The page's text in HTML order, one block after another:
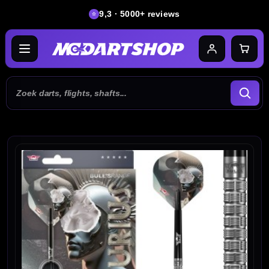
9,3 · 5000+ reviews